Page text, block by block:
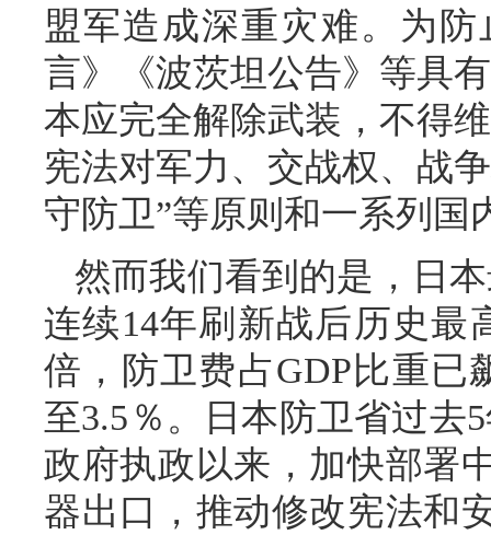
盟军造成深重灾难。为
言》《波茨坦公告》等具
本应完全解除武装，不得
宪法对军力、交战权、战
守防卫”等原则和一系列国
然而我们看到的是，日
连续14年刷新战后历史最
倍，防卫费占GDP比重已
至3.5％。日本防卫省过去
政府执政以来，加快部署
器出口，推动修改宪法和